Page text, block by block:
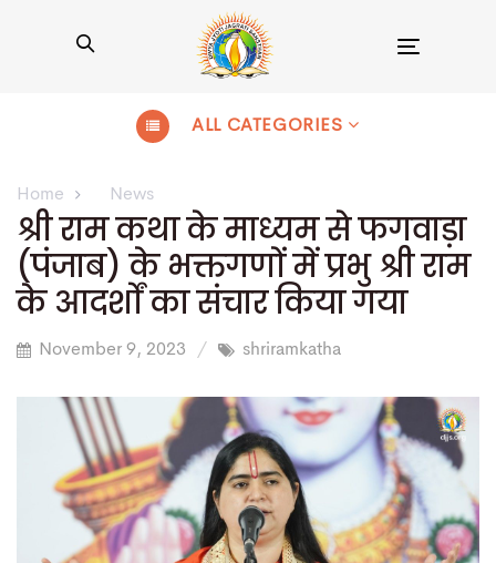
ALL CATEGORIES
Home News
श्री राम कथा के माध्यम से फगवाड़ा
(पंजाब) के भक्तगणों में प्रभु श्री राम
के आदर्शों का संचार किया गया
November 9, 2023 shriramkatha